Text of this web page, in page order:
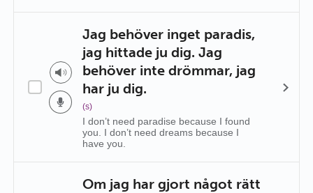
Jag behöver inget paradis,
jag hittade ju dig. Jag
behöver inte drömmar, jag
har ju dig.
(s)
I don’t need paradise because I found
you. I don’t need dreams because I
have you.
Om jag har gjort något rätt